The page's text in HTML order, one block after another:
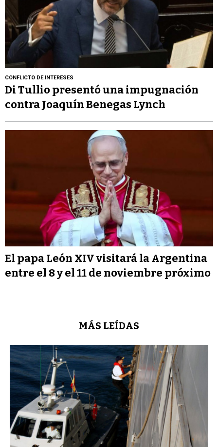
CONFLICTO DE INTERESES
Di Tullio presentó una impugnación
contra Joaquín Benegas Lynch
El papa León XIV visitará la Argentina
entre el 8 y el 11 de noviembre próximo
MÁS LEÍDAS